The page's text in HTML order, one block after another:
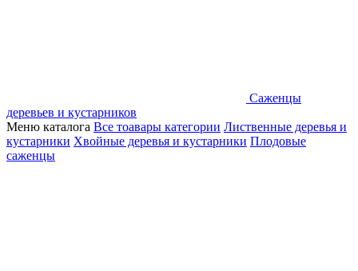
Саженцы
деревьев и кустарников
Меню каталога Все тоавары категории Лиственные деревья и
кустарники Хвойные деревья и кустарники Плодовые
саженцы